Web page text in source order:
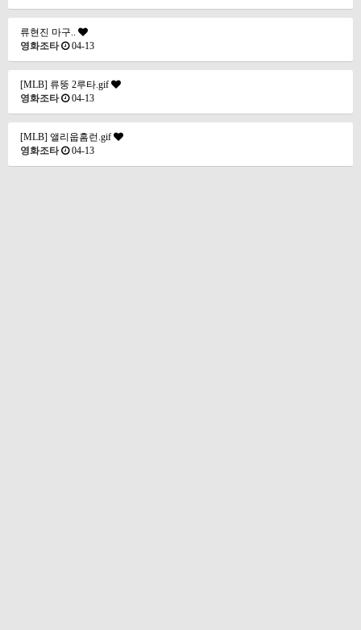
류현진 마구..
영화조타
04-13
[MLB] 류뚱 2루타.gif
영화조타
04-13
[MLB] 앨리웁홈런.gif
영화조타
04-13